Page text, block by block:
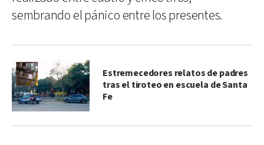
sembrando el pánico entre los presentes.
Estremecedores relatos de padres
tras el tiroteo en escuela de Santa
Fe